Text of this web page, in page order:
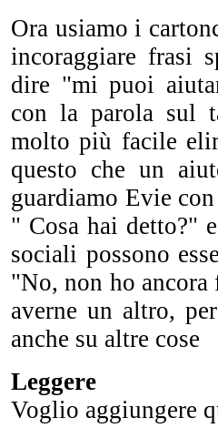
Ora usiamo i
incoraggiare frasi
dire "mi puoi
con la parola sul
molto più facile
questo che un
guardiamo Evie
" Cosa hai detto?"
sociali possono
"No, non ho
averne un altro,
anche su altre cose
Leggere
Voglio aggiungere